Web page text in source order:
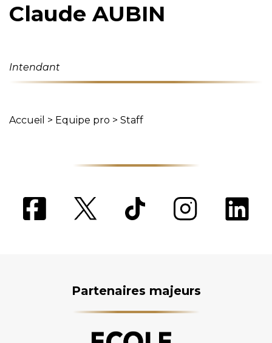
Claude AUBIN
Intendant
Accueil > Equipe pro > Staff
Partenaires majeurs